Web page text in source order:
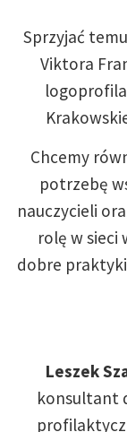
Sprzyjać
Viktora
Chcemy
potrzebę
nauczycieli
rolę w sieci
dobre
Leszek
konsultant